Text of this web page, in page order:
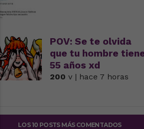
POV: Se te olvida
que tu hombre
55 años xd
200 v | hace 7 horas
LOS 10 POSTS MÁS COMENTADOS